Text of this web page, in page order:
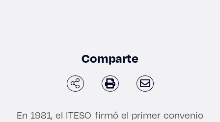
Comparte
En 1981, el ITESO firmó el primer convenio